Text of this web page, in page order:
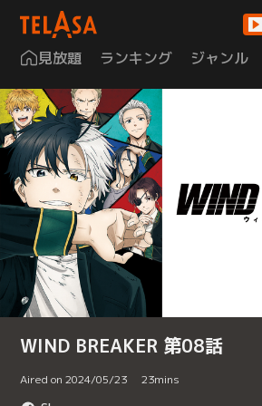
見放題 ランキング ジャンル
WIND BREAKER 第08話
Aired on 2024/05/23 23mins